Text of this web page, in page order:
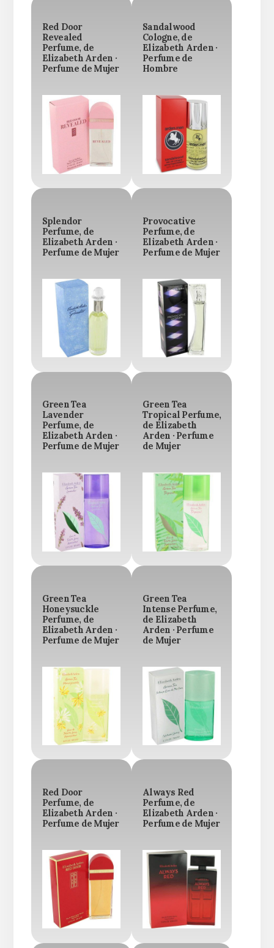
Red Door
Revealed
Perfume, de
Elizabeth Arden ·
Perfume de Mujer
Sandalwood
Cologne, de
Elizabeth Arden ·
Perfume de
Hombre
Splendor
Perfume, de
Elizabeth Arden ·
Perfume de Mujer
Provocative
Perfume, de
Elizabeth Arden ·
Perfume de Mujer
Green Tea
Lavender
Perfume, de
Elizabeth Arden ·
Perfume de Mujer
Green Tea
Tropical Perfume,
de Elizabeth
Arden · Perfume
de Mujer
Green Tea
Honeysuckle
Perfume, de
Elizabeth Arden ·
Perfume de Mujer
Green Tea
Intense Perfume,
de Elizabeth
Arden · Perfume
de Mujer
Red Door
Perfume, de
Elizabeth Arden ·
Perfume de Mujer
Always Red
Perfume, de
Elizabeth Arden ·
Perfume de Mujer